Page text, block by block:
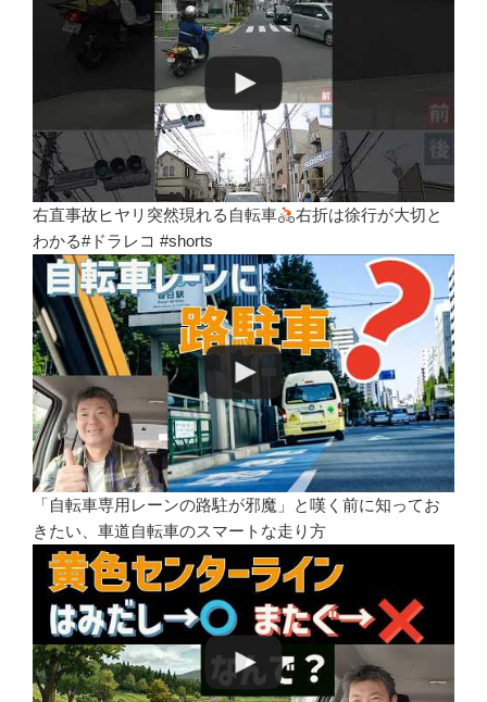
右直事故ヒヤリ突然現れる自転車
右折は徐行が大切と
わかる#ドラレコ #shorts
「自転車専用レーンの路駐が邪魔」と嘆く前に知ってお
きたい、車道自転車のスマートな走り方